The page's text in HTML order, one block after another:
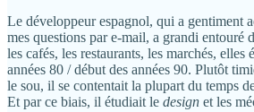
Le développeur espagnol, qui a gentiment
mes questions par e-mail, a grandi entouré
les cafés, les restaurants, les marchés, elles
années 80 / début des années 90. Plutôt
le sou, il se contentait la plupart du temps
Et par ce biais, il étudiait le design et les